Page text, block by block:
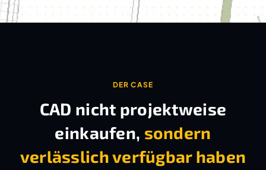
DER CASE
CAD nicht projektweise
einkaufen, sondern
verlässlich verfügbar haben